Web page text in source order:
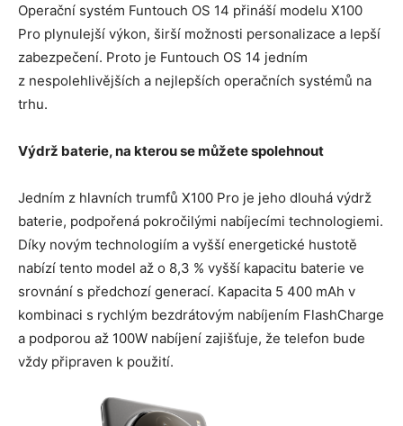
Operační systém Funtouch OS 14 přináší modelu X100
Pro plynulejší výkon, širší možnosti personalizace a lepší
zabezpečení. Proto je Funtouch OS 14 jedním
z nespolehlivějších a nejlepších operačních systémů na
trhu.
Výdrž baterie, na kterou se můžete spolehnout
Jedním z hlavních trumfů X100 Pro je jeho dlouhá výdrž
baterie, podpořená pokročilými nabíjecími technologiemi.
Díky novým technologiím a vyšší energetické hustotě
nabízí tento model až o 8,3 % vyšší kapacitu baterie ve
srovnání s předchozí generací. Kapacita 5 400 mAh v
kombinaci s rychlým bezdrátovým nabíjením FlashCharge
a podporou až 100W nabíjení zajišťuje, že telefon bude
vždy připraven k použití.